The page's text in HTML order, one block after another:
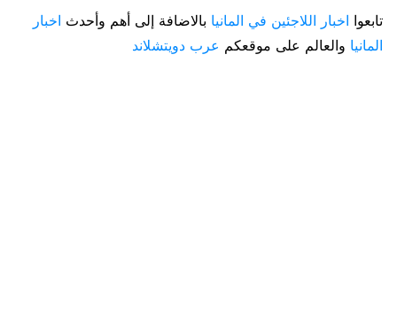
تابعوا اخبار اللاجئين في المانيا بالاضافة إلى أهم وأحدث اخبار
المانيا والعالم على موقعكم عرب دويتشلاند